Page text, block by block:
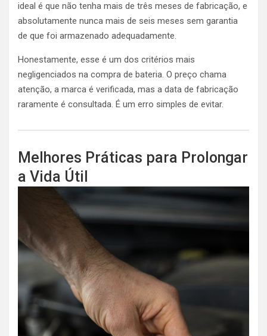
ideal é que não tenha mais de três meses de fabricação, e
absolutamente nunca mais de seis meses sem garantia
de que foi armazenado adequadamente.
Honestamente, esse é um dos critérios mais
negligenciados na compra de bateria. O preço chama
atenção, a marca é verificada, mas a data de fabricação
raramente é consultada. É um erro simples de evitar.
Melhores Práticas para Prolongar
a Vida Útil